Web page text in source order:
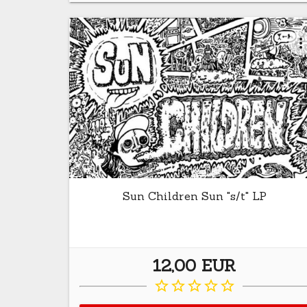
Sun Children Sun "s/t" LP
12,00 EUR
star_borderstar_borderstar_borderstar_borderstar_border